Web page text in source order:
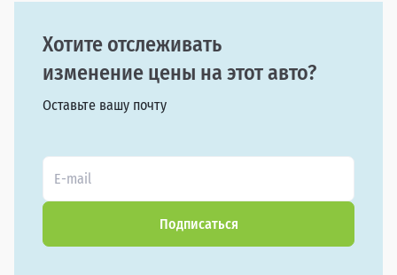
Хотите отслеживать
изменение цены на этот авто?
Оставьте вашу почту
Подписаться